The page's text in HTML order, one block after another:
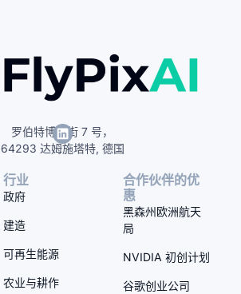
罗伯特博世街 7 号，
64293 达姆施塔特, 德国
行业
政府
建造
可再生能源
农业与耕作
合作伙伴的优
惠
黑森州欧洲航天
局
NVIDIA 初创计划
谷歌创业公司